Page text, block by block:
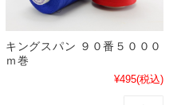
キングスパン ９０番５０００
ｍ巻
¥495(税込)